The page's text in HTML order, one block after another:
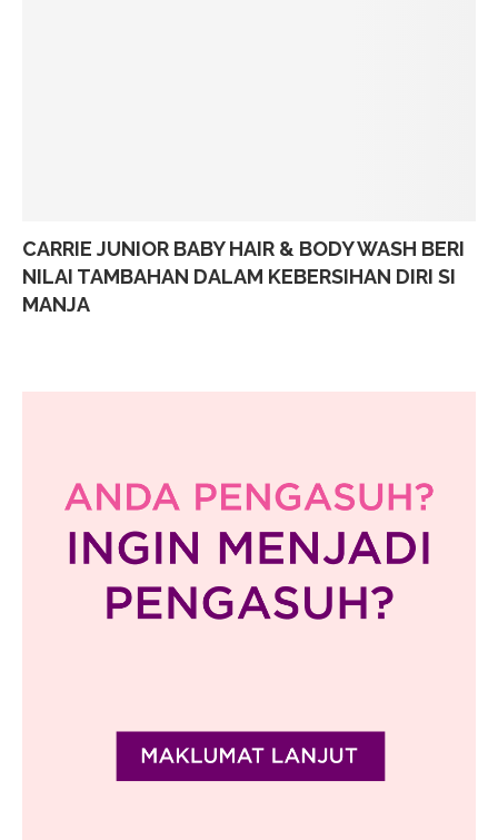
CARRIE JUNIOR BABY HAIR & BODY WASH BERI
NILAI TAMBAHAN DALAM KEBERSIHAN DIRI SI
MANJA